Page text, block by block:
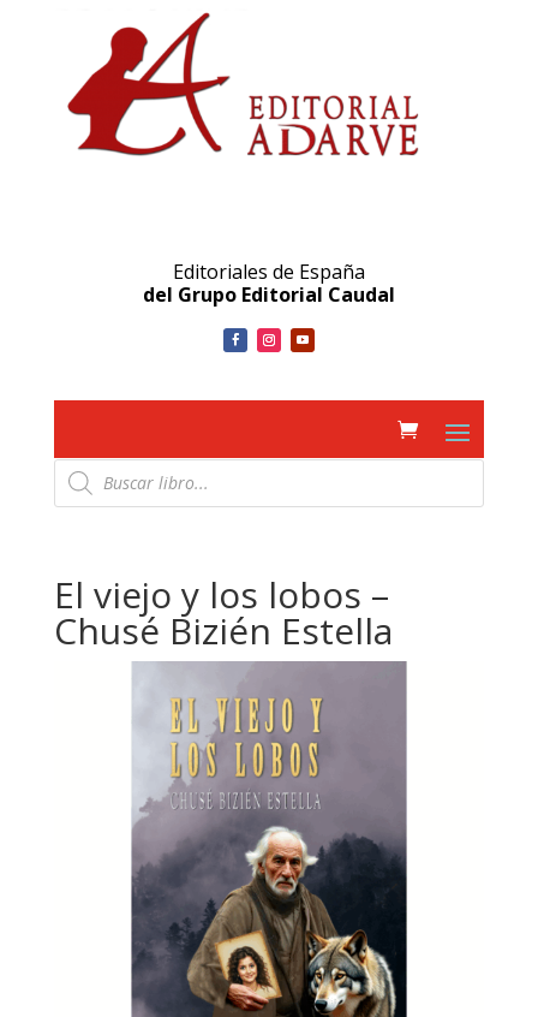
Editoriales de España
del Grupo Editorial Caudal
Búsqueda
de
productos
El viejo y los lobos –
Chusé Bizién Estella